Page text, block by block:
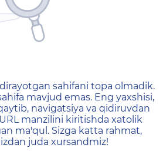
не
sahifani topa olmadik.
mavjud emas. Eng yaxshisi,
navigatsiya va qidiruvdan
manzilini kiritishda xatolik
ma'qul. Sizga katta rahmat,
juda xursandmiz!